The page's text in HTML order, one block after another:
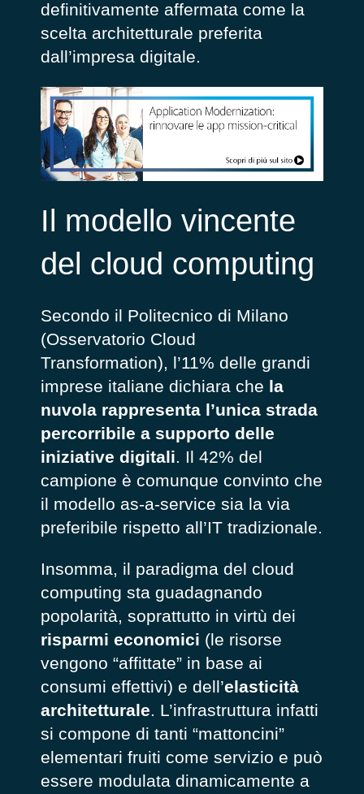
definitivamente affermata come la
scelta architetturale preferita
dall’impresa digitale.
Il modello vincente
del cloud computing
Secondo il Politecnico di Milano
(Osservatorio Cloud
Transformation), l’11% delle grandi
imprese italiane dichiara che la
nuvola rappresenta l’unica strada
percorribile a supporto delle
iniziative digitali. Il 42% del
campione è comunque convinto che
il modello as-a-service sia la via
preferibile rispetto all’IT tradizionale.
Insomma, il paradigma del cloud
computing sta guadagnando
popolarità, soprattutto in virtù dei
risparmi economici (le risorse
vengono “affittate” in base ai
consumi effettivi) e dell’elasticità
architetturale. L’infrastruttura infatti
si compone di tanti “mattoncini”
elementari fruiti come servizio e può
essere modulata dinamicamente a